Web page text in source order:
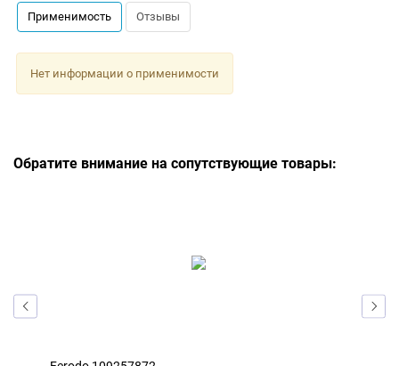
Применимость Отзывы
Нет информации о применимости
Обратите внимание на сопутствующие товары: